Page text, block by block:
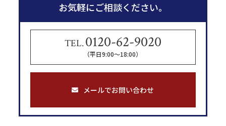
お気軽にご相談ください。
TEL.0120-62-9020
（平日9:00〜18:00）
メールでお問い合わせ